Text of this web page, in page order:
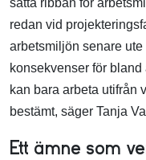
redan vid
arbetsmiljön senare
konsekvenser för
kan bara arbeta utifrån
bestämt, säger Tanja
Ett ämne som